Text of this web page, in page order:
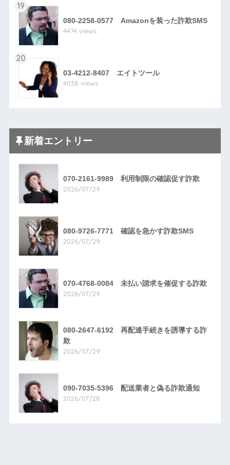
19
080-2258-0577 Amazonを装った詐欺SMS
4474 views
20
03-4212-8407 エイトツール
4038 views
新着エントリー
070-2161-9989 利用制限の確認促す詐欺
2026/07/29
080-9726-7771 確認を急かす詐欺SMS
2026/07/29
070-4768-0084 未払い請求を催促する詐欺
2026/07/29
080-2647-6192 再配達手続きを誘導する詐
欺
2026/07/29
090-7035-5396 配送業者と偽る詐欺通知
2026/07/28